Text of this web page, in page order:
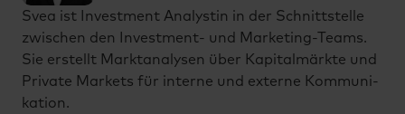
Svea ist In­vest­ment Ana­lys­tin in der Schnitt­stel­le
zwi­schen den In­vest­ment- und Mar­ke­ting-Teams.
Sie er­stellt Markt­ana­ly­sen über Ka­pi­tal­märk­te und
Pri­va­te Mar­kets für in­ter­ne und ex­ter­ne Kom­mu­ni­
ka­ti­on.